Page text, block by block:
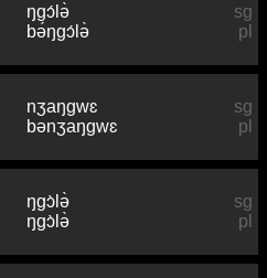
ŋɡɔ́lə̀
sg
bə́ŋɡɔ́lə̀
pl
nʒaŋɡwɛ
sg
bənʒaŋɡwɛ
pl
ŋɡɔ̀lə̀
sg
ŋɡɔ̀lə̀
pl